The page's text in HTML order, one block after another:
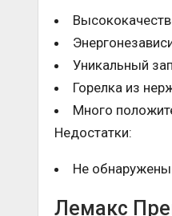
Уникальный
Горелка из
Много
Недостатки:
Не обнаружены.
Лемакс